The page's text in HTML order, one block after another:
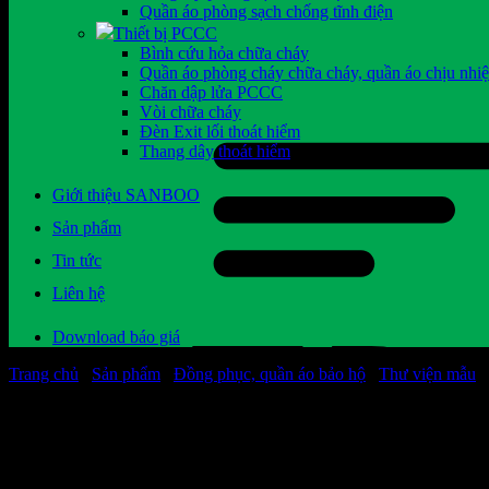
Quần áo phòng sạch chống tĩnh điện
Thiết bị PCCC
Bình cứu hỏa chữa cháy
Quần áo phòng cháy chữa cháy, quần áo chịu
Chăn dập lửa PCCC
Vòi chữa cháy
Đèn Exit lối thoát hiểm
Thang dây thoát hiểm
Giới thiệu SANBOO
Sản phẩm
Tin tức
Liên hệ
Download báo giá
Trang chủ
Sản phẩm Đồng phục, quần áo bảo hộ Thư viện mẫu